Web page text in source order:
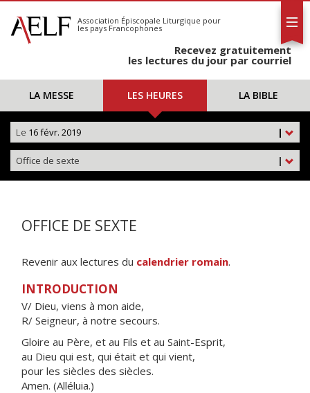
S'abonner
Calendrier
Association Épiscopale Liturgique pour
les pays Francophones
Recevez gratuitement
les lectures du jour par courriel
LA MESSE LES HEURES LA BIBLE
|
Le 16 févr. 2019
|
Office de sexte
OFFICE DE SEXTE
Revenir aux lectures du calendrier romain.
INTRODUCTION
V/ Dieu, viens à mon aide,
R/ Seigneur, à notre secours.
Gloire au Père, et au Fils et au Saint-Esprit,
au Dieu qui est, qui était et qui vient,
pour les siècles des siècles.
Amen. (Alléluia.)